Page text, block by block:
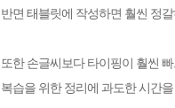
반면 태블릿에 작성하면 훨씬 정
또한 손글씨보다 타이핑이 훨씬
복습을 위한 정리에 과도한 시간